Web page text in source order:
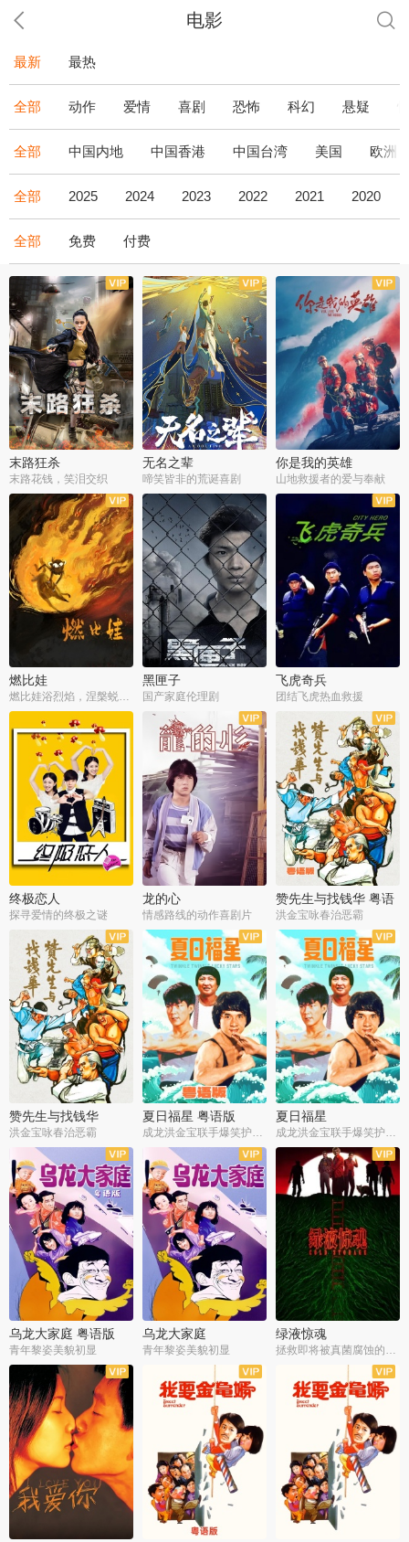
电影
最新 最热
全部 动作 爱情 喜剧 恐怖 科幻 悬疑
全部 中国内地 中国香港 中国台湾 美国 欧洲
全部 2025 2024 2023 2022 2021 2020
全部 免费 付费
末路狂杀
末路花钱，笑泪交织
无名之辈
啼笑皆非的荒诞喜剧
你是我的英雄
山地救援者的爱与奉献
燃比娃
燃比娃浴烈焰，涅槃蜕变成人
黑匣子
国产家庭伦理剧
飞虎奇兵
团结飞虎热血救援
终极恋人
探寻爱情的终极之谜
龙的心
情感路线的动作喜剧片
赞先生与找钱华 粤语
版
洪金宝咏春治恶霸
赞先生与找钱华
洪金宝咏春治恶霸
夏日福星 粤语版
成龙洪金宝联手爆笑护美女
夏日福星
成龙洪金宝联手爆笑护美女
乌龙大家庭 粤语版
青年黎姿美貌初显
乌龙大家庭
青年黎姿美貌初显
绿液惊魂
拯救即将被真菌腐蚀的世界